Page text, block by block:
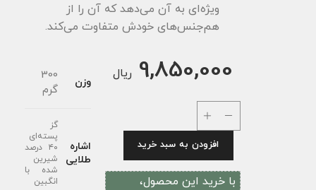
ویژه‌ای به آن می‌دهد که آن را از
هم‌جنس‌های خودش متفاوت می‌کند.
9,850,000 ریال
افزودن به سبد خرید
با خرید این محصول،
وزن
300
گرم
اشاره
طلایی
گز
پسته‌ای
۴۰ درصد
شیرین
شده با
انگبین